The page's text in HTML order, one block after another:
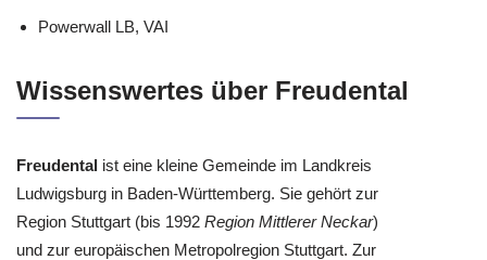
Powerwall LB, VAI
Wissenswertes über Freudental
Freudental ist eine kleine Gemeinde im Landkreis
Ludwigsburg in Baden-Württemberg. Sie gehört zur
Region Stuttgart (bis 1992 Region Mittlerer Neckar)
und zur europäischen Metropolregion Stuttgart. Zur